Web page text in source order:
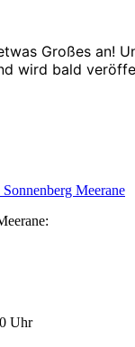
Großes an!
wird bald
Uhr